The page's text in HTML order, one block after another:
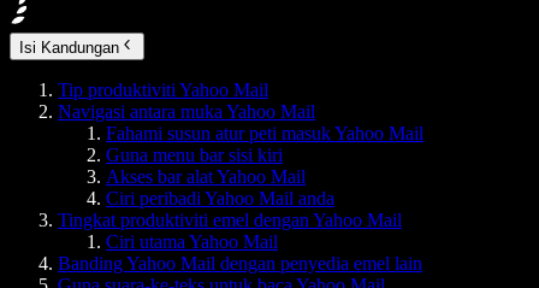
Isi Kandungan
Tip produktiviti Yahoo Mail
Navigasi antara muka Yahoo Mail
Fahami susun atur peti masuk Yahoo Mail
Guna menu bar sisi kiri
Akses bar alat Yahoo Mail
Ciri peribadi Yahoo Mail anda
Tingkat produktiviti emel dengan Yahoo Mail
Ciri utama Yahoo Mail
Banding Yahoo Mail dengan penyedia emel lain